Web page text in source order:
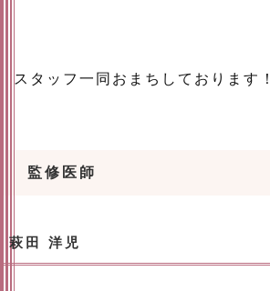
スタッフ一同おまちしております！
監修医師
萩田 洋児